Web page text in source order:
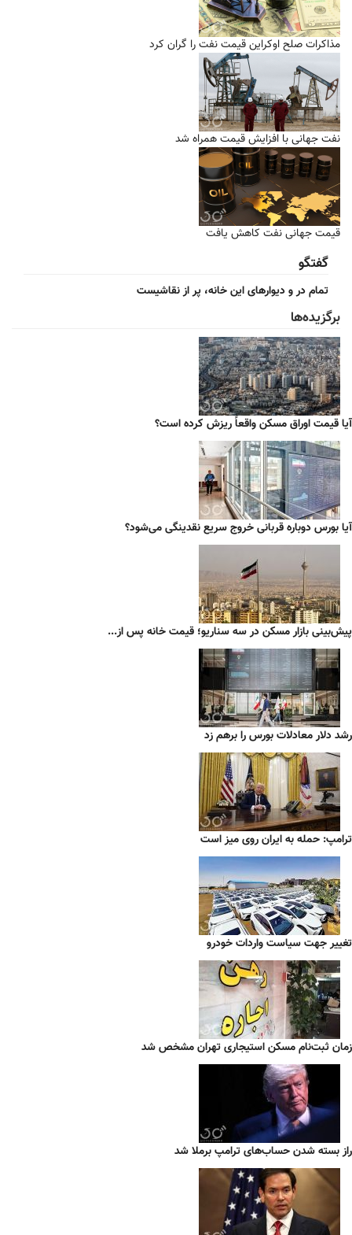
مذاکرات صلح اوکراین قیمت نفت را گران کرد
نفت جهانی با افزایش قیمت همراه شد
قیمت جهانی نفت کاهش یافت
گفتگو
تمام در و دیوارهای این خانه، پر از نقاشیست
برگزیده‌ها
آیا قیمت اوراق مسکن واقعاً ریزش کرده است؟
آیا بورس دوباره قربانی خروج سریع نقدینگی می‌شود؟
پیش‌بینی بازار مسکن در سه سناریو؛ قیمت خانه پس از...
رشد دلار معادلات بورس را برهم زد
ترامپ: حمله به ایران روی میز است
تغییر جهت سیاست واردات خودرو
زمان ثبت‌نام مسکن استیجاری تهران مشخص شد
راز بسته شدن حساب‌های ترامپ برملا شد